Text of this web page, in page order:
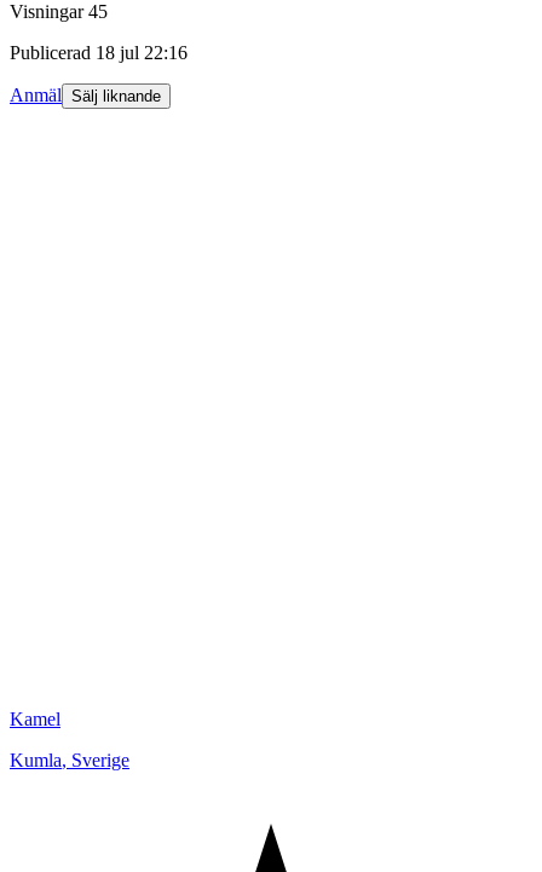
Visningar 45
Publicerad 18 jul 22:16
Anmäl Sälj liknande
Kamel
Kumla, Sverige